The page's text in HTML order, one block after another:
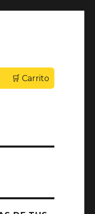
🛒 Carrito